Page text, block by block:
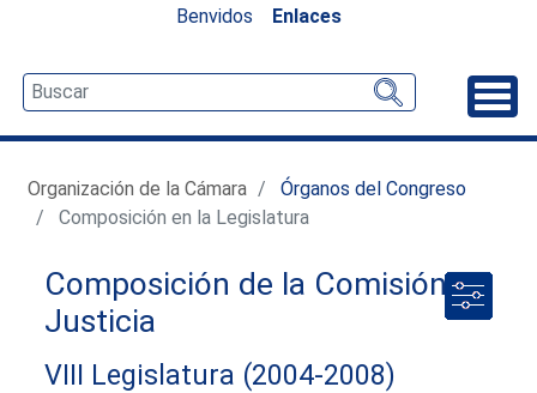
Benvidos
Enlaces
Organización de la Cámara
Órganos del Congreso
Composición en la Legislatura
Composición de la Comisión de
Justicia
VIII Legislatura (2004-2008)